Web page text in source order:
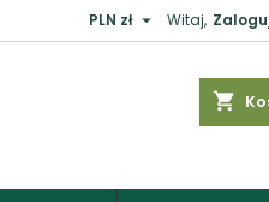
Witaj,
PLN zł 
shopping_cart